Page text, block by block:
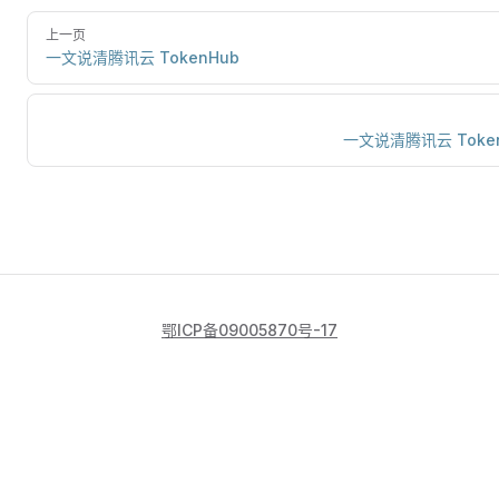
上一页
一文说清腾讯云 TokenHub
一文说清腾讯云
鄂ICP备09005870号-17